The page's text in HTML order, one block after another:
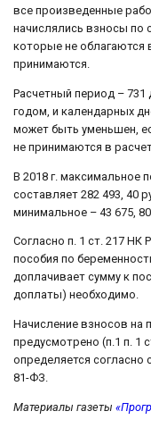
все произведенные
начислялись взносы по
которые не облагаются
принимаются.
Расчетный период – 731
годом, и календарных
может быть уменьшен,
не принимаются в
В 2018 г. максимальное
составляет 282 493, 40
минимальное – 43 675, 80
Согласно п. 1 ст. 217
пособия по
доплачивает сумму к
доплаты) необходимо.
Начисление взносов на
предусмотрено (п.1 п. 1
определяется согласно
81-ФЗ.
Материалы газеты